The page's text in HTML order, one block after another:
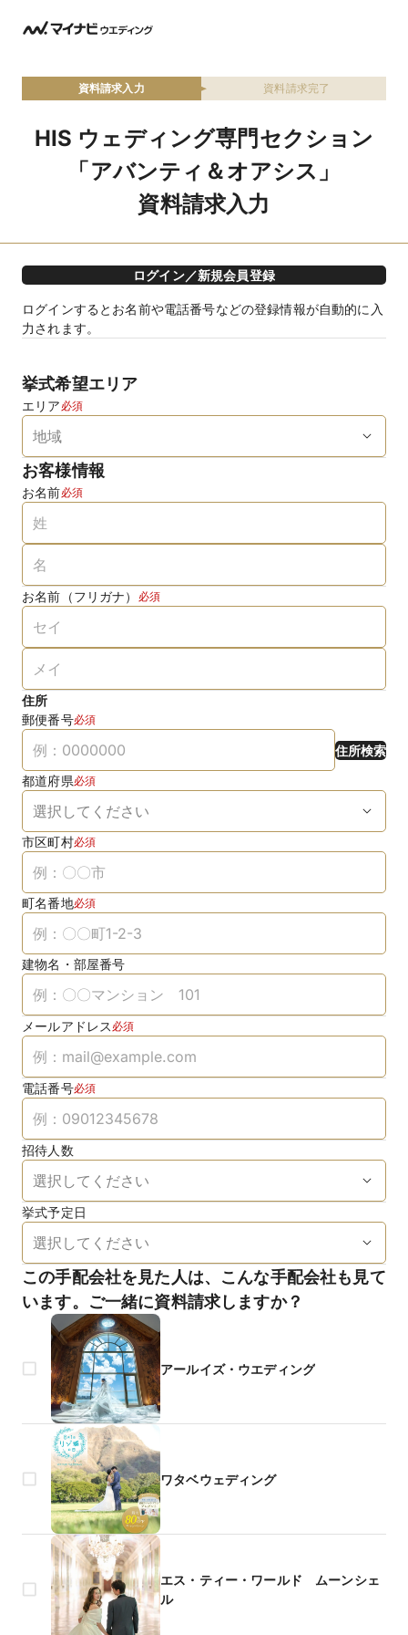
資料請求入力 資料請求完了
HIS ウェディング専門セクション
「アバンティ＆オアシス」
資料請求入力
ログイン／新規会員登録
ログインするとお名前や電話番号などの登録情報が自動的に入
力されます。
挙式希望エリア
エリア 必須
お客様情報
お名前必須
お名前（フリガナ） 必須
住所
郵便番号必須
住所検索
都道府県必須
市区町村必須
町名番地必須
建物名・部屋番号
メールアドレス 必須
電話番号必須
招待人数
挙式予定日
この手配会社を見た人は、こんな手配会社も見て
います。ご一緒に資料請求しますか？
アールイズ・ウエディング
ワタベウェディング
エス・ティー・ワールド ムーンシェ
ル